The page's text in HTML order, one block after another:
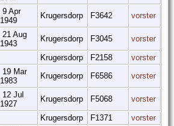
9 Apr
1949
Krugersdorp F3642 vorster
21 Aug
1943
Krugersdorp F3045 vorster
Krugersdorp F2158
vorster
19 Mar
1983
Krugersdorp F6586 vorster
12 Jul
1927
Krugersdorp F5068 vorster
Krugersdorp F1371
vorster